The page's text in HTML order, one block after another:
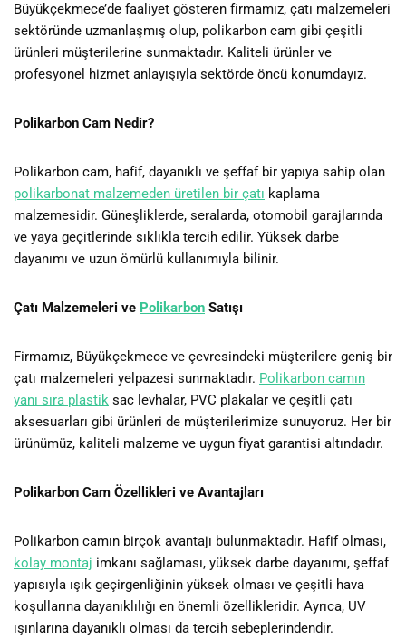
Büyükçekmece’de faaliyet gösteren firmamız, çatı malzemeleri
sektöründe uzmanlaşmış olup, polikarbon cam gibi çeşitli
ürünleri müşterilerine sunmaktadır. Kaliteli ürünler ve
profesyonel hizmet anlayışıyla sektörde öncü konumdayız.
Polikarbon Cam Nedir?
Polikarbon cam, hafif, dayanıklı ve şeffaf bir yapıya sahip olan
polikarbonat malzemeden üretilen bir çatı kaplama
malzemesidir. Güneşliklerde, seralarda, otomobil garajlarında
ve yaya geçitlerinde sıklıkla tercih edilir. Yüksek darbe
dayanımı ve uzun ömürlü kullanımıyla bilinir.
Çatı Malzemeleri ve Polikarbon Satışı
Firmamız, Büyükçekmece ve çevresindeki müşterilere geniş bir
çatı malzemeleri yelpazesi sunmaktadır. Polikarbon camın
yanı sıra plastik sac levhalar, PVC plakalar ve çeşitli çatı
aksesuarları gibi ürünleri de müşterilerimize sunuyoruz. Her bir
ürünümüz, kaliteli malzeme ve uygun fiyat garantisi altındadır.
Polikarbon Cam Özellikleri ve Avantajları
Polikarbon camın birçok avantajı bulunmaktadır. Hafif olması,
kolay montaj imkanı sağlaması, yüksek darbe dayanımı, şeffaf
yapısıyla ışık geçirgenliğinin yüksek olması ve çeşitli hava
koşullarına dayanıklılığı en önemli özellikleridir. Ayrıca, UV
ışınlarına dayanıklı olması da tercih sebeplerindendir.